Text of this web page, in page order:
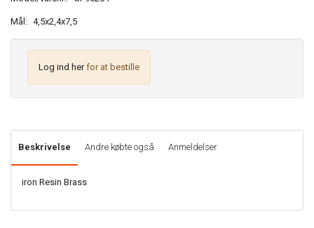
Mål: 4,5x2,4x7,5
Log ind herfor at bestille
Beskrivelse Andre købte også Anmeldelser
iron Resin Brass